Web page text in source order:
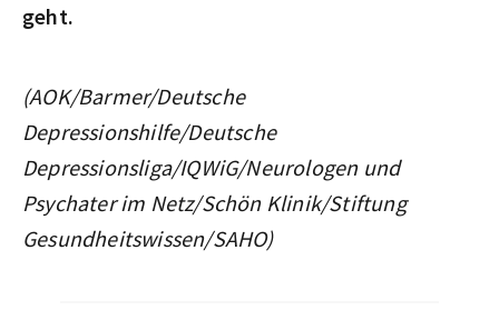
geht.
(AOK/Barmer/Deutsche
Depressionshilfe/Deutsche
Depressionsliga/IQWiG/Neurologen und
Psychater im Netz/Schön Klinik/Stiftung
Gesundheitswissen/SAHO)